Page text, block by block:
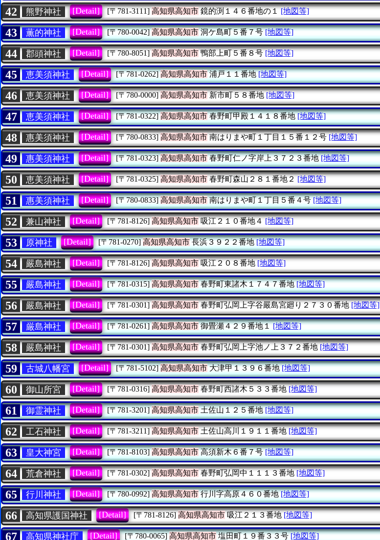
42 熊野神社 [Detail] [〒781-3111] 高知県高知市鏡的渕１４６番地の１ [地図等]
43 薫的神社 [Detail] [〒780-0042] 高知県高知市洞ケ島町５番７号 [地図等]
44 郡頭神社 [Detail] [〒780-8051] 高知県高知市鴨部上町５番８号 [地図等]
45 恵美須神社 [Detail] [〒781-0262] 高知県高知市浦戸１１番地 [地図等]
46 恵美須神社 [Detail] [〒780-0000] 高知県高知市新市町５８番地 [地図等]
47 恵美須神社 [Detail] [〒781-0322] 高知県高知市春野町甲殿１４１８番地 [地図等]
48 惠美須神社 [Detail] [〒780-0833] 高知県高知市南はりまや町１丁目１５番１２号 [地図等]
49 惠美須神社 [Detail] [〒781-0323] 高知県高知市春野町仁ノ字岸上３７２３番地 [地図等]
50 恵美須神社 [Detail] [〒781-0325] 高知県高知市春野町森山２８１番地２ [地図等]
51 惠美須神社 [Detail] [〒780-0833] 高知県高知市南はりまや町１丁目５番４号 [地図等]
52 兼山神社 [Detail] [〒781-8126] 高知県高知市吸江２１０番地４ [地図等]
53 原神社 [Detail] [〒781-0270] 高知県高知市長浜３９２２番地 [地図等]
54 嚴島神社 [Detail] [〒781-8126] 高知県高知市吸江２０８番地 [地図等]
55 嚴島神社 [Detail] [〒781-0315] 高知県高知市春野町東諸木１７４７番地 [地図等]
56 嚴島神社 [Detail] [〒781-0301] 高知県高知市春野町弘岡上字谷嚴島宮廻り２７３０番地 [地図等]
57 厳島神社 [Detail] [〒781-0261] 高知県高知市御畳瀬４２９番地１ [地図等]
58 嚴島神社 [Detail] [〒781-0301] 高知県高知市春野町弘岡上字池ノ上３７２番地 [地図等]
59 古城八幡宮 [Detail] [〒781-5102] 高知県高知市大津甲１３９６番地 [地図等]
60 御山所宮 [Detail] [〒781-0316] 高知県高知市春野町西諸木５３３番地 [地図等]
61 御霊神社 [Detail] [〒781-3201] 高知県高知市土佐山１２５番地 [地図等]
62 工石神社 [Detail] [〒781-3211] 高知県高知市土佐山高川１９１１番地 [地図等]
63 皇大神宮 [Detail] [〒781-8103] 高知県高知市高須新木６番７号 [地図等]
64 荒倉神社 [Detail] [〒781-0302] 高知県高知市春野町弘岡中１１１３番地 [地図等]
65 行川神社 [Detail] [〒780-0992] 高知県高知市行川字高原４６０番地 [地図等]
66 高知県護国神社 [Detail] [〒781-8126] 高知県高知市吸江２１３番地 [地図等]
67 高知県神社庁 [Detail] [〒780-0065] 高知県高知市塩田町１９番３３号 [地図等]